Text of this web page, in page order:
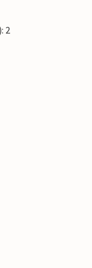
un propietario
Esto
puede no
de que le
al cliente y su
2